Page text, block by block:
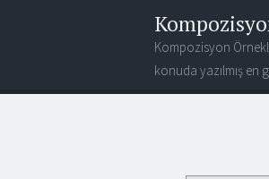
Kompozisyon
konuda yazılmış en